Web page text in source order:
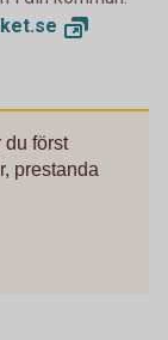
se
du först
prestanda